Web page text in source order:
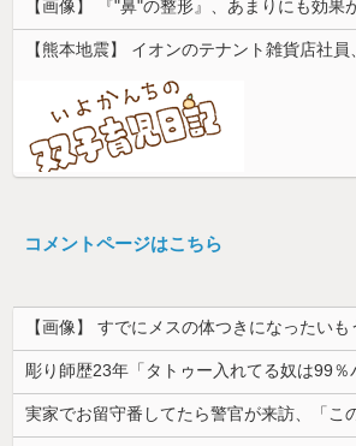
コメントページはこちら
【画像】 すでにメスの体つきになったいも